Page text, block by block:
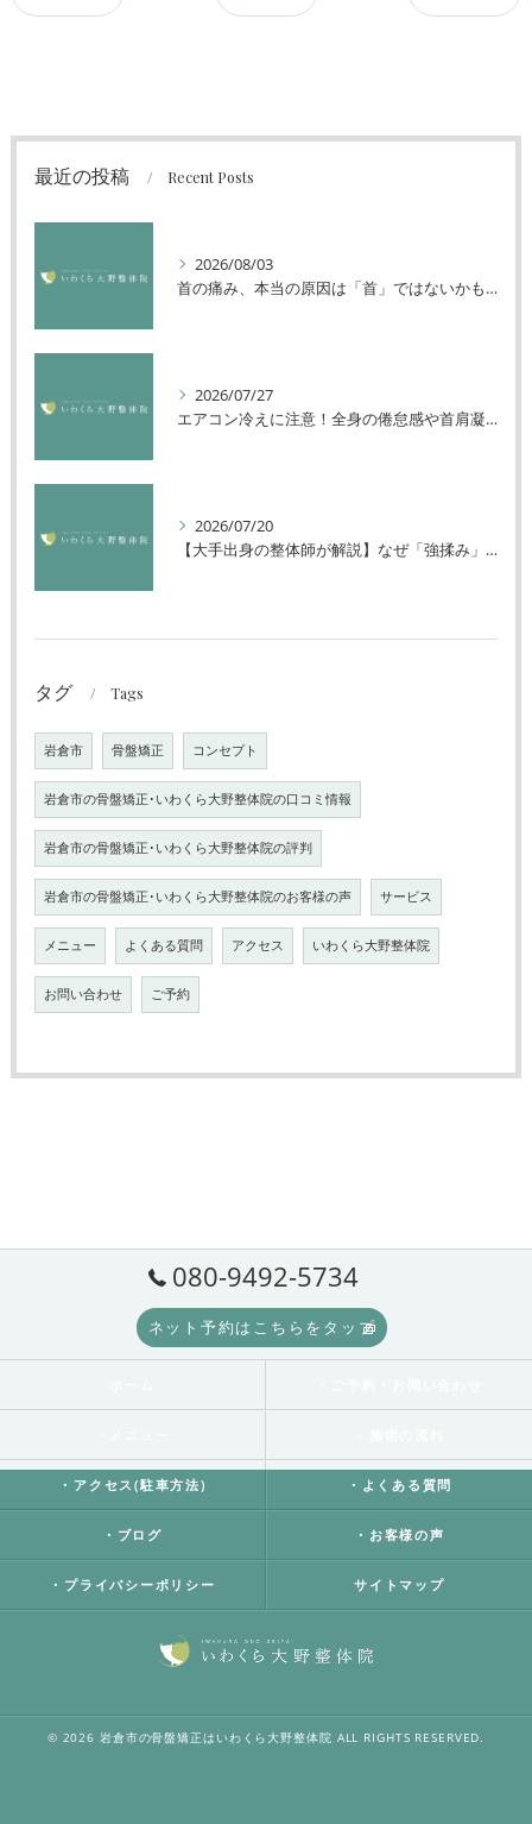
最近の投稿 Recent Posts
2026/08/03
首の痛み、本当の原因は「首」ではないかもしれません
2026/07/27
エアコン冷えに注意！全身の倦怠感や首肩凝りを解消する方法
2026/07/20
【大手出身の整体師が解説】なぜ「強揉み」は体に良くないのか？
タグ Tags
岩倉市 骨盤矯正 コンセプト
岩倉市の骨盤矯正･いわくら大野整体院の口コミ情報
岩倉市の骨盤矯正･いわくら大野整体院の評判
岩倉市の骨盤矯正･いわくら大野整体院のお客様の声 サービス
メニュー よくある質問 アクセス いわくら大野整体院
お問い合わせ ご予約
080-9492-5734
ネット予約はこちらをタップ
・アクセス(駐車方法) ・よくある質問
・ブログ ・お客様の声
・プライバシーポリシー サイトマップ
© 2026 岩倉市の骨盤矯正はいわくら大野整体院 ALL RIGHTS RESERVED.